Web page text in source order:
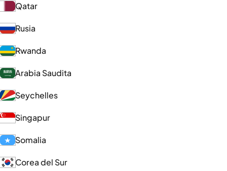
Qatar
Rusia
Rwanda
Arabia Saudita
Seychelles
Singapur
Somalia
Corea del Sur